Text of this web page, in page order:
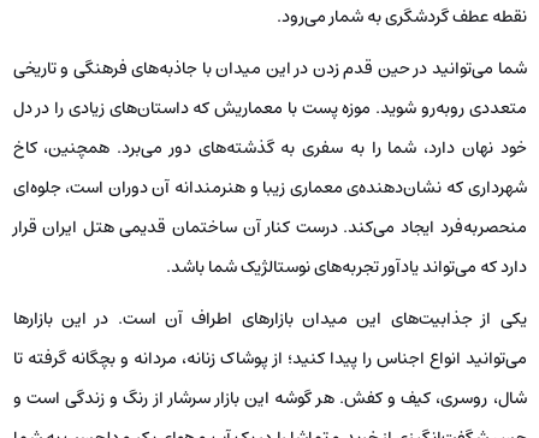
نقطه عطف گردشگری به شمار می‌رود.
شما می‌توانید در حین قدم زدن در این میدان با جاذبه‌های فرهنگی و تاریخی
متعددی روبه‌رو شوید. موزه پست با معماریش که داستان‌های زیادی را در دل
خود نهان دارد، شما را به سفری به گذشته‌های دور می‌برد. همچنین، کاخ
شهرداری که نشان‌دهنده‌ی معماری زیبا و هنرمندانه آن دوران است، جلوه‌ای
منحصربه‌فرد ایجاد می‌کند. درست کنار آن ساختمان قدیمی هتل ایران قرار
دارد که می‌تواند یادآور تجربه‌های نوستالژیک شما باشد.
یکی از جذابیت‌های این میدان بازارهای اطراف آن است. در این بازارها
می‌توانید انواع اجناس را پیدا کنید؛ از پوشاک زنانه، مردانه و بچگانه گرفته تا
شال، روسری، کیف و کفش. هر گوشه این بازار سرشار از رنگ و زندگی است و